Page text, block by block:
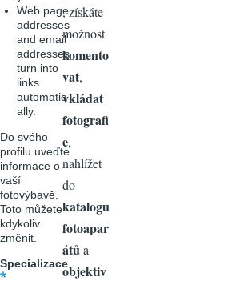
Web page
addresses
and email
addresses
turn into
links
automatic
ally.
Do svého
profilu uveďte
informace o
vaší
fotovýbavě.
Toto můžete
kdykoliv
změnit.
Specializace
, získáte
možnost
komento
vat,
vkládat
fotografi
e,
nahlížet
do
katalogu
fotoapar
átů a
objektiv